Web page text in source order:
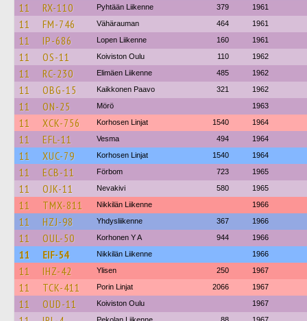
11 RX-110 Pyhtään Liikenne 379 1961
11 FM-746 Vähärauman 464 1961
11 IP-686 Lopen Liikenne 160 1961
11 OS-11 Koiviston Oulu 110 1962
11 RC-230 Elimäen Liikenne 485 1962
11 OBG-15 Kaikkonen Paavo 321 1962
11 ON-25 Mörö 1963
11 XCK-756 Korhosen Linjat 1540 1964
11 EFL-11 Vesma 494 1964
11 XUC-79 Korhosen Linjat 1540 1964
11 ECB-11 Förbom 723 1965
11 OJK-11 Nevakivi 580 1965
11 TMX-811 Nikkilän Liikenne 1966
11 HZJ-98 Yhdysliikenne 367 1966
11 OUL-50 Korhonen Y A 944 1966
11 EIF-54 Nikkilän Liikenne 1966
11 IHZ-42 Ylisen 250 1967
11 TCK-411 Porin Linjat 2066 1967
11 OUD-11 Koiviston Oulu 1967